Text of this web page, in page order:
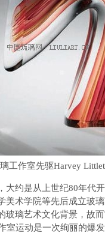
工作室先驱Harvey
约是从上世纪80年代开
美术学院等先后成立玻
玻璃艺术文化背景，故
室运动是一次绚丽的爆